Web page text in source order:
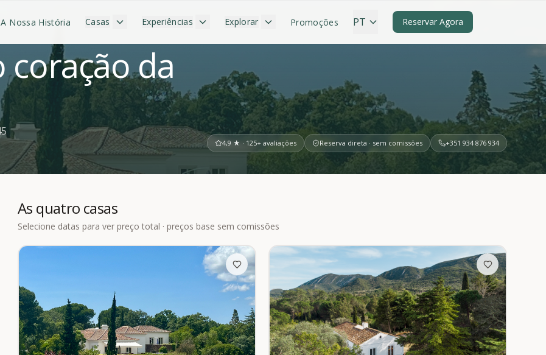
A Nossa História Casas Experiências Explorar Promoções PT Reservar Agora
coração da
4,9 ★ · 125+ avaliações Reserva direta · sem comissões +351 934 876 934
As quatro casas
Selecione datas para ver preço total · preços base sem comissões